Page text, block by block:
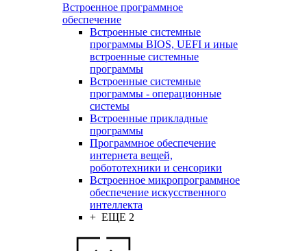
Встроенное программное
обеспечение
Встроенные системные
программы BIOS, UEFI и иные
встроенные системные
программы
Встроенные системные
программы - операционные
системы
Встроенные прикладные
программы
Программное обеспечение
интернета вещей,
робототехники и сенсорики
Встроенное микропрограммное
обеспечение искусственного
интеллекта
+ ЕЩЕ 2